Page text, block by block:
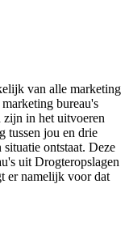
van alle marketing
bureau's
zijn in het uitvoeren
tussen jou en drie
ontstaat. Deze
uit Drogteropslagen
er namelijk voor dat